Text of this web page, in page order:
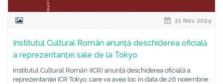
21 Nov 2024
Institutul Cultural Român anunță deschiderea oficială
a reprezentanței sale de la Tokyo
Institutul Cultural Român (ICR) anunță deschiderea oficială a
reprezentanței ICR Tokyo, care va avea loc în data de 26 noiembrie